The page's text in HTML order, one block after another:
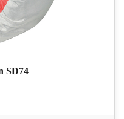
SD74